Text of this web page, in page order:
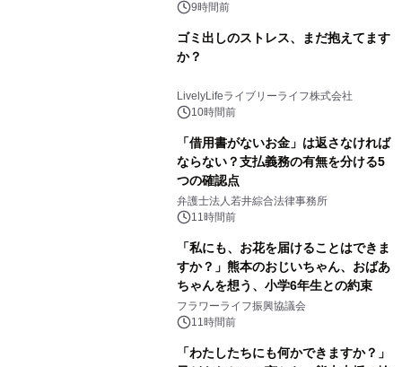
9時間前
ゴミ出しのストレス、まだ抱えてます
か？
LivelyLifeライブリーライフ株式会社
10時間前
「借用書がないお金」は返さなければ
ならない？支払義務の有無を分ける5
つの確認点
弁護士法人若井綜合法律事務所
11時間前
「私にも、お花を届けることはできま
すか？」熊本のおじいちゃん、おばあ
ちゃんを想う、小学6年生との約束
フラワーライフ振興協議会
11時間前
「わたしたちにも何かできますか？」